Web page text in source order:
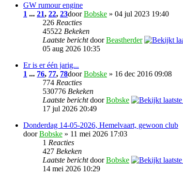
GW rumour engine
1 ... 21, 22, 23doorBobske » 04 jul 2023 19:40
226 Reacties
45522 Bekeken
Laatste berichtdoorBeastherder
05 aug 2026 10:35
Er is er één jarig...
1 ... 76, 77, 78doorBobske » 16 dec 2016 09:08
774 Reacties
530776 Bekeken
Laatste berichtdoorBobske
17 jul 2026 20:49
Donderdag 14-05-2026, Hemelvaart, gewoon club
doorBobske » 11 mei 2026 17:03
1 Reacties
427 Bekeken
Laatste berichtdoorBobske
14 mei 2026 10:29